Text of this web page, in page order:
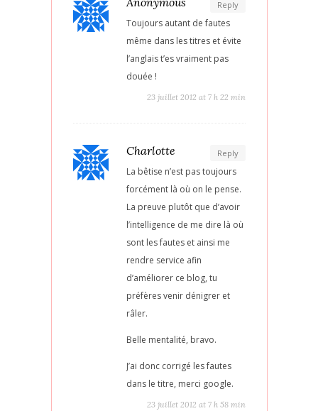
Reply
Toujours autant de fautes
même dans les titres et évite
l’anglais t’es vraiment pas
douée !
23 juillet 2012 at 7 h 22 min
Reply
Charlotte
La bêtise n’est pas toujours
forcément là où on le pense.
La preuve plutôt que d’avoir
l’intelligence de me dire là où
sont les fautes et ainsi me
rendre service afin
d’améliorer ce blog, tu
préfères venir dénigrer et
râler.
Belle mentalité, bravo.
J’ai donc corrigé les fautes
dans le titre, merci google.
23 juillet 2012 at 7 h 58 min